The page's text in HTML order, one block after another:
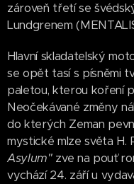
zároveň třetí se
Lundgrenem
Hlavní skladatelský
se opět tasí s písněmi
paletou, kterou koření
Neočekávané změny
do kterých Zeman
mystické mlze světa H.
Asylum"zve na pouť
vychází 24. září u